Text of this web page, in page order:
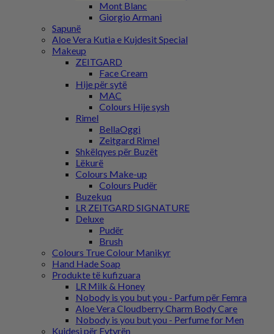
Mont Blanc
Giorgio Armani
Sapunë
Aloe Vera Kutia e Kujdesit Special
Makeup
ZEITGARD
Face Cream
Hije për sytë
MAC
Colours Hije sysh
Rimel
BellaOggi
Zeitgard Rimel
Shkëlqyes për Buzët
Lëkurë
Colours Make-up
Colours Pudër
Buzekuq
LR ZEITGARD SIGNATURE
Deluxe
Pudër
Brush
Colours True Colour Manikyr
Hand Hade Soap
Produkte të kufizuara
LR Milk & Honey
Nobody is you but you - Parfum për Femra
Aloe Vera Cloudberry Charm Body Care
Nobody is you but you - Perfume for Men
Kujdesi për Fytyrën